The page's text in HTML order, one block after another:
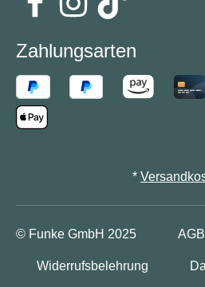
Zahlungsarten
*
© Funke GmbH 2025 AGB
Widerrufsbelehrung